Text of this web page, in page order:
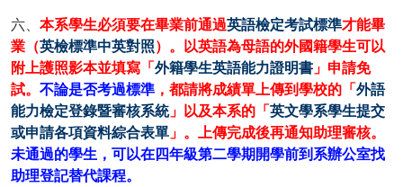
六、 本系學生必須要在畢業前通過英語檢定考試標準才能畢
業（英檢標準中英對照）。以英語為母語的外國籍學生可以
附上護照影本並填寫「外籍學生英語能力證明書 」申請免
試。 不論是否考過標準 ，都請將成績單上傳到學校的「外語
能力檢定登錄暨審核系統」以及本系的「英文學系學生提交
或申請各項資料綜合表單 」。上傳完成後再通知助理審核。
未通過的學生，可以在四年級第二學期開學前到系辦公室找
助理登記替代課程。